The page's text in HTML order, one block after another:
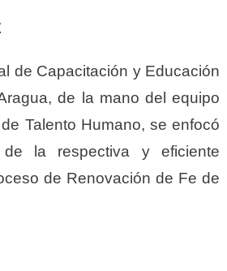
de Capacitación y Educación
de la mano del equipo
Talento Humano, se enfocó
la respectiva y eficiente
de Renovación de Fe de